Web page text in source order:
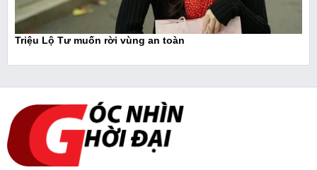
Triệu Lộ Tư muốn rời vùng an toàn